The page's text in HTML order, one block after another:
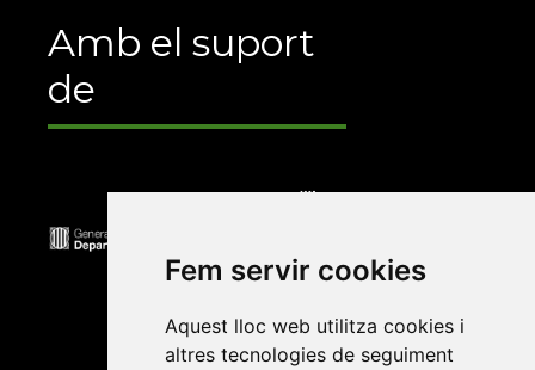
Fem servir cookies
Aquest lloc web utilitza cookies i
altres tecnologies de seguiment
Amb el suport
de